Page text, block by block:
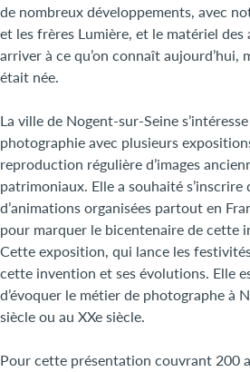
de nombreux développements, avec
et les frères Lumière, et le matériel
arriver à ce qu’on connaît aujourd’hui,
était née.
La ville de Nogent-sur-Seine
photographie avec plusieurs
reproduction régulière d’images
patrimoniaux. Elle a souhaité s’inscrire
d’animations organisées partout en
pour marquer le bicentenaire de cette
Cette exposition, qui lance les
cette invention et ses évolutions. Elle
d’évoquer le métier de photographe à
siècle ou au XXe siècle.
Pour cette présentation couvrant 200